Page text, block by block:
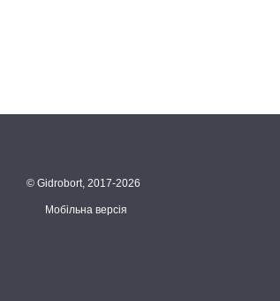
© Gidrobort, 2017-2026
Мобільна версія